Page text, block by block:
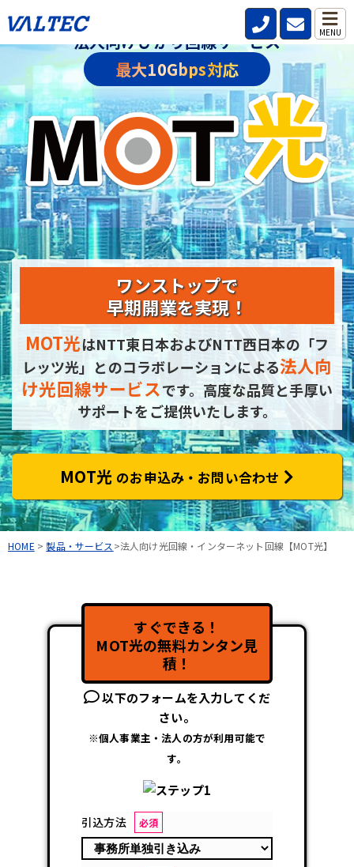
MENU
法人向けひかり回線サービス
最大10Gbps対応
ワンストップで
早期開業を実現！
MOT光はNTT東日本およびNTT西日本の 「フ
レッツ光」とのコラボレーションによる法人向
け光回線サービスです。 高度な品質と手厚い
サポートをご提供いたします。
MOT光 のお申込み・お問い合わせ
HOME >製品・サービス >法人向け光回線・インターネット回線【MOT光】
すぐできる！
MOT光の無料カンタン見
積！
以下のフォームを入力してくだ
さい。
※個人事業主・法人の方が利用可能で
す。
引込方法 必須